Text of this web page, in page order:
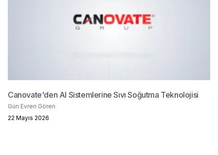
Canovate'den AI Sistemlerine Sıvı Soğutma Teknolojisi
Gün Evren Gören
22 Mayıs 2026